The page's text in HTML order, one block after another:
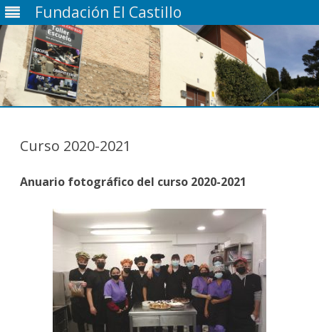
Fundación El Castillo
Curso 2020-2021
Anuario fotográfico del curso 2020-2021